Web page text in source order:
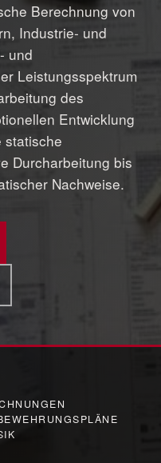
Berechnung von
Industrie- und
und
Leistungsspektrum
des
Entwicklung
statische
Durcharbeitung bis
Nachweise.